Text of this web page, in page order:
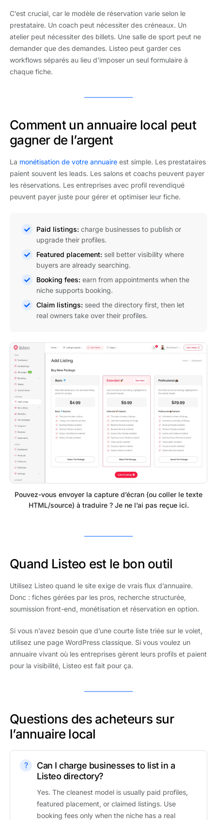
C’est crucial, car le modèle de réservation varie selon le
prestataire. Un coach peut nécessiter des créneaux. Un
atelier peut nécessiter des billets. Une salle de sport peut ne
demander que des demandes. Listeo peut garder ces
workflows séparés au lieu d’imposer un seul formulaire à
chaque fiche.
Comment un annuaire local peut
gagner de l’argent
La monétisation de votre annuaire est simple. Les prestataires
paient souvent les leads. Les salons et coachs peuvent payer
les réservations. Les entreprises avec profil revendiqué
peuvent payer juste pour gérer et optimiser leur fiche.
Paid listings: charge businesses to publish or
upgrade their profiles.
Featured placement: sell better visibility where
buyers are already searching.
Booking fees: earn from appointments when the
niche supports booking.
Claim listings: seed the directory first, then let
real owners take over their profiles.
Pouvez-vous envoyer la capture d’écran (ou coller le texte
HTML/source) à traduire ? Je ne l’ai pas reçue ici.
Quand Listeo est le bon outil
Utilisez Listeo quand le site exige de vrais flux d’annuaire.
Donc : fiches gérées par les pros, recherche structurée,
soumission front-end, monétisation et réservation en option.
Si vous n’avez besoin que d’une courte liste triée sur le volet,
utilisez une page WordPress classique. Si vous voulez un
annuaire vivant où les entreprises gèrent leurs profils et paient
pour la visibilité, Listeo est fait pour ça.
Questions des acheteurs sur
l’annuaire local
Can I charge businesses to list in a
Listeo directory?
Yes. The cleanest model is usually paid profiles,
featured placement, or claimed listings. Use
booking fees only when the niche has a real